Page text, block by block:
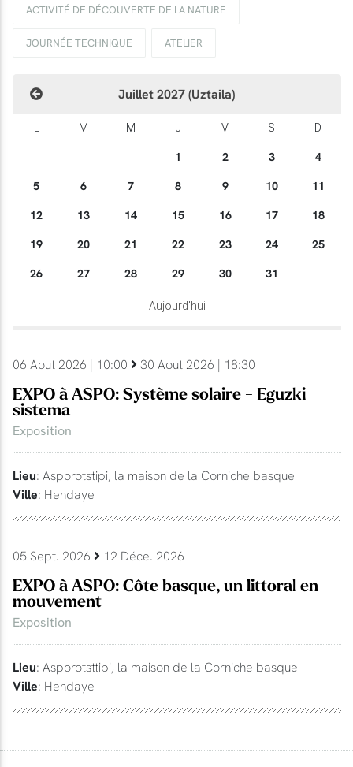
ACTIVITÉ DE DÉCOUVERTE DE LA NATURE
JOURNÉE TECHNIQUE ATELIER
Juillet 2027 (Uztaila)
L M M J V S D
1 2 3 4
5 6 7 8 9 10 11
12 13 14 15 16 17 18
19 20 21 22 23 24 25
26 27 28 29 30 31
Aujourd'hui
06 Aout 2026 | 10:00 30 Aout 2026 | 18:30
EXPO à ASPO: Système solaire - Eguzki
sistema
Exposition
Lieu: Asporotstipi, la maison de la Corniche basque
Ville: Hendaye
05 Sept. 2026 12 Déce. 2026
EXPO à ASPO: Côte basque, un littoral en
mouvement
Exposition
Lieu: Asporotsttipi, la maison de la Corniche basque
Ville: Hendaye